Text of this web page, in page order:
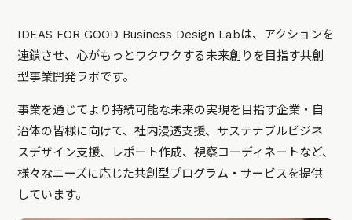
IDEAS FOR GOOD Business Design Labは、アクションを
連鎖させ、心がもっとワクワクする未来創りを目指す共創
型事業開発ラボです。
事業を通じてより持続可能な未来の実現を目指す企業・自
治体の皆様に向けて、社内浸透支援、サステナブルビジネ
スデザイン支援、レポート作成、視察コーディネートなど、
様々なニーズに応じた共創型プログラム・サービスを提供
しています。